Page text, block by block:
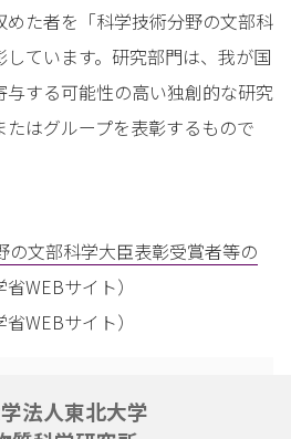
た者を「科学技術分野の文部科
ています。研究部門は、我が国
する可能性の高い独創的な研究
はグループを表彰するもので
の文部科学大臣表彰受賞者等の
省WEBサイト）
省WEBサイト）
法人東北大学